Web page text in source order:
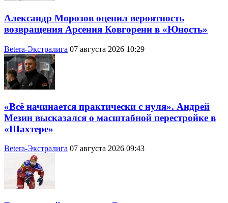
Александр Морозов оценил вероятность
возвращения Арсения Ковгорени в «Юность»
Betera-Экстралига 07 августа 2026 10:29
«Всё начинается практически с нуля». Андрей
Мезин высказался о масштабной перестройке в
«Шахтере»
Betera-Экстралига 07 августа 2026 09:43